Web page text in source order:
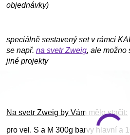
objednávky)
speciálně sestavený set v rámci
se např.na svetr Zweig, ale možno
jiné projekty
Na svetr Zweig by Vám mělo stačit:
pro vel. S a M 300g barvy hlavní a